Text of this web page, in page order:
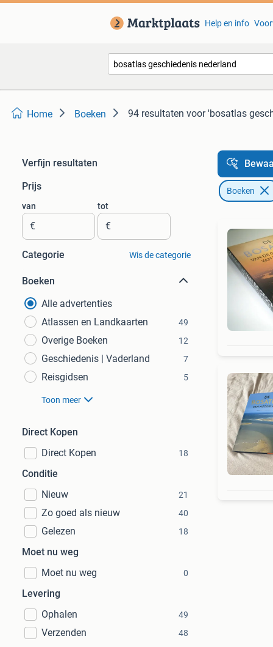
Help en info
Home Boeken 94 resultaten voor 'bosatlas
Verfijn resultaten
Prijs
van
€
tot
€
Categorie Wis de categorie
Boeken
Alle advertenties
Atlassen en Landkaarten
49
Overige Boeken 12
Geschiedenis | Vaderland 7
Reisgidsen 5
Toon meer
Direct Kopen
Direct Kopen
18
Conditie
Nieuw
21
Zo goed als nieuw 40
Gelezen 18
Moet nu weg
Moet nu weg
0
Levering
Ophalen
49
Verzenden 48
Boeken